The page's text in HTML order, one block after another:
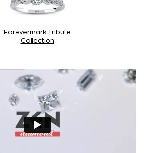
Forevermark Tribute
Collection